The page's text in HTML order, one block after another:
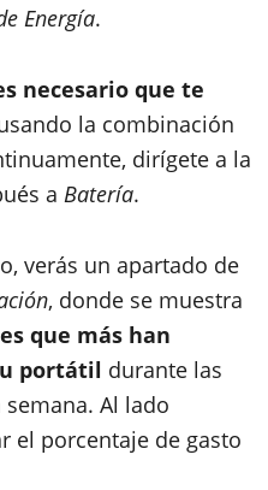
Energía.
necesario que te
la combinación
dirígete a la
a Batería.
verás un apartado de
, donde se muestra
que más han
portátil durante las
Al lado
el porcentaje de gasto